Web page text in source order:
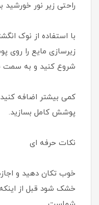
راحتی زیر نور خورشید
با استفاده از نوک
زیرسازی مایع را
شروع کنید و به سمت
کمی بیشتر اضافه
پوشش کامل بسازید.
نکات حرفه ای
خوب تکان دهید و
خشک شود قبل از